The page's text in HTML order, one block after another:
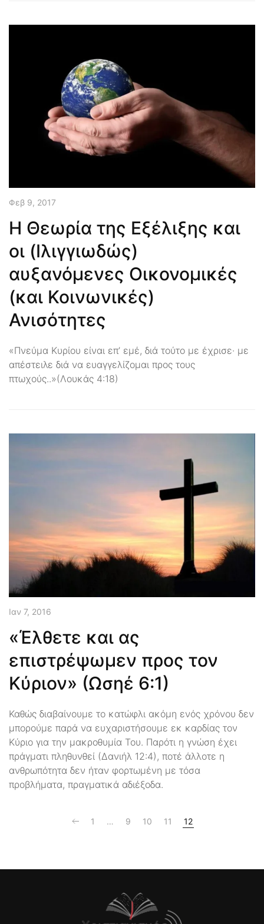
Φεβ 9, 2017
Η Θεωρία της Εξέλιξης και
οι (Ιλιγγιωδώς)
αυξανόμενες Οικονομικές
(και Κοινωνικές)
Ανισότητες
«Πνεύμα Κυρίου είναι επ’ εμέ, διά τούτο με έχρισε· με
απέστειλε διά να ευαγγελίζομαι προς τους
πτωχούς..»(Λουκάς 4:18)
Ιαν 7, 2016
«Έλθετε και ας
επιστρέψωμεν προς τον
Κύριον» (Ωσηέ 6:1)
Καθώς διαβαίνουμε το κατώφλι ακόμη ενός χρόνου δεν
μπορούμε παρά να ευχαριστήσουμε εκ καρδίας τον
Κύριο για την μακροθυμία Του. Παρότι η γνώση έχει
πράγματι πληθυνθεί (Δανιήλ 12:4), ποτέ άλλοτε η
ανθρωπότητα δεν ήταν φορτωμένη με τόσα
προβλήματα, πραγματικά αδιέξοδα.
1 … 9 10 11 12